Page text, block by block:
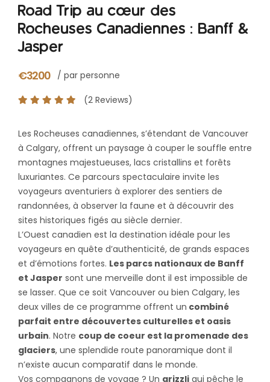
Road Trip au cœur des
Rocheuses Canadiennes : Banff &
Jasper
€3200 / par personne
(2 Reviews)
Les Rocheuses canadiennes, s’étendant de Vancouver
à Calgary, offrent un paysage à couper le souffle entre
montagnes majestueuses, lacs cristallins et forêts
luxuriantes. Ce parcours spectaculaire invite les
voyageurs aventuriers à explorer des sentiers de
randonnées, à observer la faune et à découvrir des
sites historiques figés au siècle dernier.
L’Ouest canadien est la destination idéale pour les
voyageurs en quête d’authenticité, de grands espaces
et d’émotions fortes. Les parcs nationaux de Banff
et Jasper sont une merveille dont il est impossible de
se lasser. Que ce soit Vancouver ou bien Calgary, les
deux villes de ce programme offrent un combiné
parfait entre découvertes culturelles et oasis
urbain. Notre coup de coeur est la promenade des
glaciers, une splendide route panoramique dont il
n’existe aucun comparatif dans le monde.
Vos compagnons de voyage ? Un grizzli qui pêche le